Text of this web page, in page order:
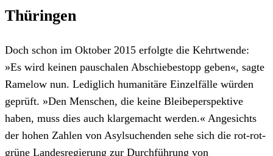
Thüringen
Doch schon im Oktober 2015 erfolgte die Kehrtwende:
»Es wird keinen pauschalen Abschiebestopp geben«, sagte
Ramelow nun. Lediglich humanitäre Einzelfälle würden
geprüft. »Den Menschen, die keine Bleibeperspektive
haben, muss dies auch klargemacht werden.« Angesichts
der hohen Zahlen von Asylsuchenden sehe sich die rot-rot-
grüne Landesregierung zur Durchführung von